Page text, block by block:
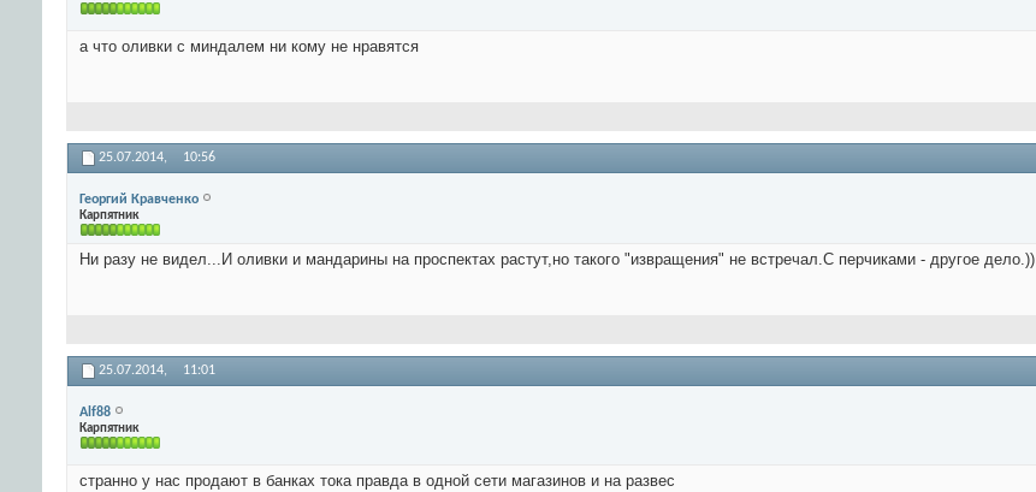
а что оливки с миндалем ни кому не нравятся
25.07.2014, 10:56
Георгий Кравченко
Карпятник
Ни разу не видел...И оливки и мандарины на проспектах растут,но такого "извращения" не встречал.С перчиками - другое дело.))
25.07.2014, 11:01
Alf88
Карпятник
странно у нас продают в банках тока правда в одной сети магазинов и на развес